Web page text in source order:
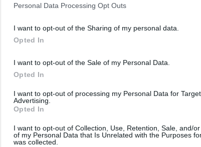
Personal Data Processing Opt Outs
I want to opt-out of the Sharing of my personal data.
Opted In
I want to opt-out of the Sale of my Personal Data.
Opted In
I want to opt-out of processing my Personal Data for
Advertising.
Opted In
I want to opt-out of Collection, Use, Retention, Sale, and/
of my Personal Data that Is Unrelated with the Purposes
was collected.